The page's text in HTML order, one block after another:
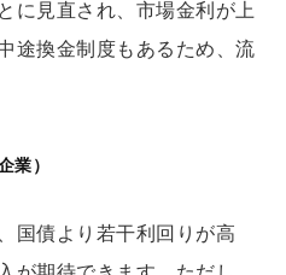
に見直され、市場金利が上
途換金制度もあるため、流
業）
国債より若干利回りが高